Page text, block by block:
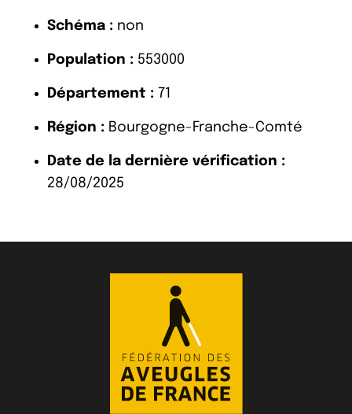
Schéma : non
Population : 553000
Département : 71
Région : Bourgogne-Franche-Comté
Date de la dernière vérification :
28/08/2025